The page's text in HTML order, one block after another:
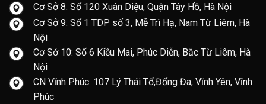
Cơ Sở 8: Số 120 Xuân Diệu, Quận Tây Hồ, Hà Nội
Cơ Sở 9: Số 1 TDP số 3, Mễ Trì Hạ, Nam Từ Liêm, Hà
Nội
Cơ Sở 10: Số 6 Kiều Mai, Phúc Diễn, Bắc Từ Liêm, Hà
Nội
CN Vĩnh Phúc: 107 Lý Thái Tổ,Đống Đa, Vĩnh Yên, Vĩnh
Phúc